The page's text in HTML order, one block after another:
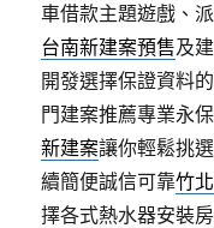
車借款主題遊戲、
台南新建案預售及
開發選擇保證資料
門建案推薦專業永
新建案讓你輕鬆挑
續簡便誠信可靠竹
擇各式熱水器安裝